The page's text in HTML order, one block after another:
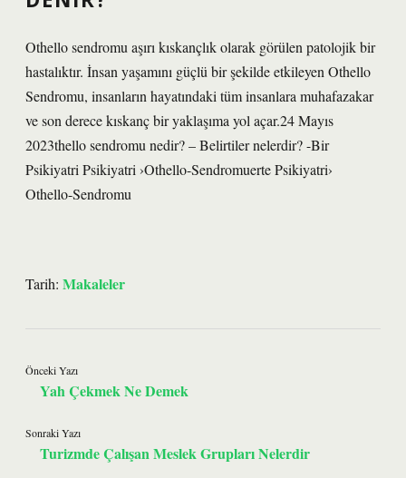
Othello sendromu aşırı kıskançlık olarak görülen patolojik bir
hastalıktır. İnsan yaşamını güçlü bir şekilde etkileyen Othello
Sendromu, insanların hayatındaki tüm insanlara muhafazakar
ve son derece kıskanç bir yaklaşıma yol açar.24 Mayıs
2023thello sendromu nedir? – Belirtiler nelerdir? -Bir
Psikiyatri Psikiyatri ›Othello-Sendromuerte Psikiyatri›
Othello-Sendromu
Tarih: Makaleler
Önceki Yazı
Yah Çekmek Ne Demek
Sonraki Yazı
Turizmde Çalışan Meslek Grupları Nelerdir